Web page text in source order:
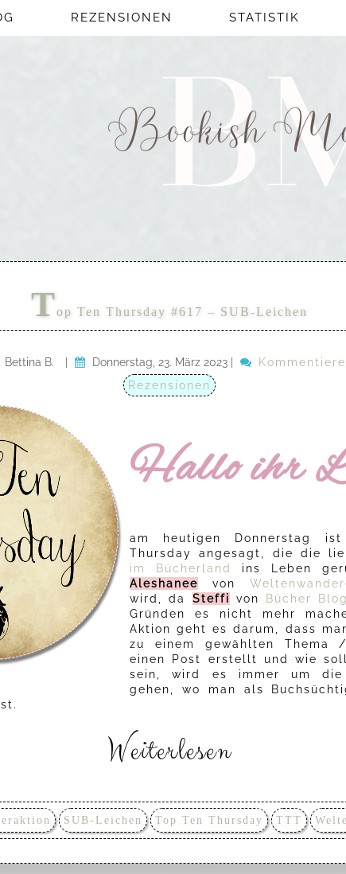
REZENSIONEN STATISTIK
Top Ten Thursday #617 – SUB-Leichen
Bettina B. Donnerstag, 23. März 2023
Rezensionen
Hallo ihr
am heutigen Donnerstag
Thursday angesagt, die die
im Bücherland
ins Leben
Aleshanee von
wird, da Steffi von Bücher
Gründen es nicht mehr
Aktion geht es darum, dass
zu einem gewählten Thema
einen Post erstellt und wie
sein, wird es immer um die
gehen, wo man als
Weiterlesen
SUB-Leichen Top Ten Thursday TTT